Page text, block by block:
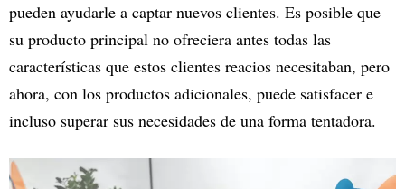
pueden ayudarle a captar nuevos clientes. Es posible que
su producto principal no ofreciera antes todas las
características que estos clientes reacios necesitaban, pero
ahora, con los productos adicionales, puede satisfacer e
incluso superar sus necesidades de una forma tentadora.